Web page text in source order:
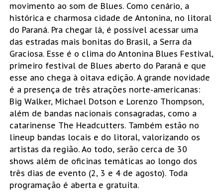
movimento ao som de Blues. Como cenário, a
histórica e charmosa cidade de Antonina, no litoral
do Paraná. Pra chegar lá, é possível acessar uma
das estradas mais bonitas do Brasil, a Serra da
Graciosa. Esse é o clima do Antonina Blues Festival,
primeiro festival de Blues aberto do Paraná e que
esse ano chega à oitava edição. A grande novidade
é a presença de três atrações norte-americanas:
Big Walker, Michael Dotson e Lorenzo Thompson,
além de bandas nacionais consagradas, como a
catarinense The Headcutters. Também estão no
lineup bandas locais e do litoral, valorizando os
artistas da região. Ao todo, serão cerca de 30
shows além de oficinas temáticas ao longo dos
três dias de evento (2, 3 e 4 de agosto). Toda
programação é aberta e gratuita.